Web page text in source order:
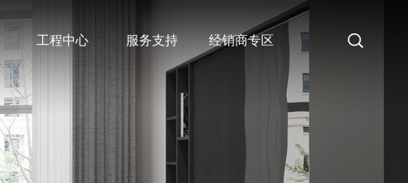
工程中心 服务支持 经销商专区